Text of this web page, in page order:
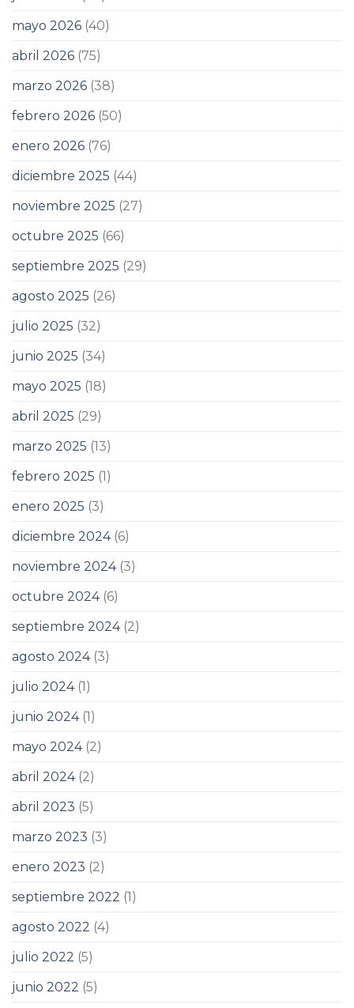
mayo 2026 (40)
abril 2026 (75)
marzo 2026 (38)
febrero 2026 (50)
enero 2026 (76)
diciembre 2025 (44)
noviembre 2025 (27)
octubre 2025 (66)
septiembre 2025 (29)
agosto 2025 (26)
julio 2025 (32)
junio 2025 (34)
mayo 2025 (18)
abril 2025 (29)
marzo 2025 (13)
febrero 2025 (1)
enero 2025 (3)
diciembre 2024(6)
noviembre 2024(3)
octubre 2024(6)
septiembre 2024(2)
agosto 2024(3)
julio 2024(1)
junio 2024(1)
mayo 2024(2)
abril 2024(2)
abril 2023 (5)
marzo 2023 (3)
enero 2023 (2)
septiembre 2022 (1)
agosto 2022 (4)
julio 2022 (5)
junio 2022 (5)